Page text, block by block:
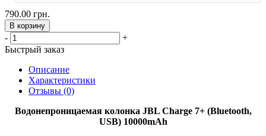
790.00 грн.
В корзину
-
+
Быстрый заказ
Описание
Характеристики
Отзывы (0)
Водонепроницаемая колонка JBL Charge 7+ (Bluetooth,
USB) 10000mAh